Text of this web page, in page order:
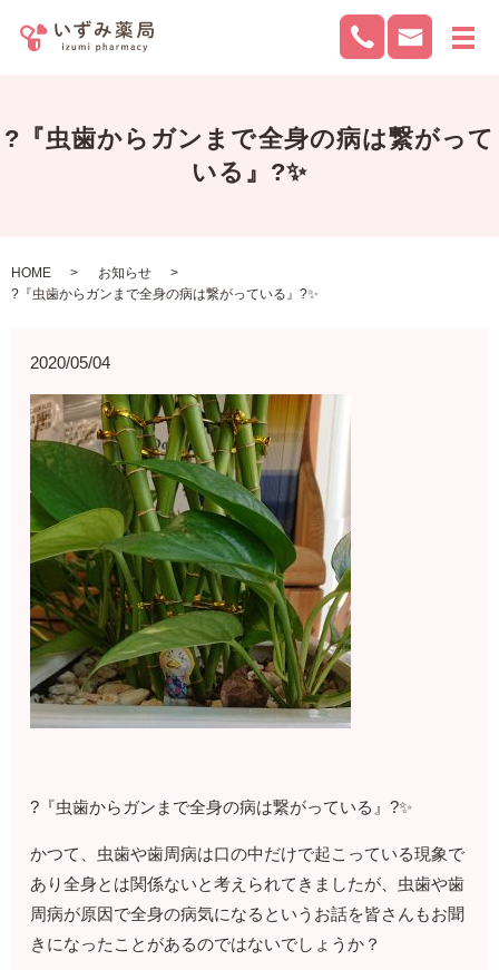
メ
?『虫歯からガンまで全身の病は繋がって
いる』?✨
HOME
お知らせ
?『虫歯からガンまで全身の病は繋がっている』?✨
2020/05/04
?『虫歯からガンまで全身の病は繋がっている』?✨
かつて、虫歯や歯周病は口の中だけで起こっている現象で
あり全身とは関係ないと考えられてきましたが、虫歯や歯
周病が原因で全身の病気になるというお話を皆さんもお聞
きになったことがあるのではないでしょうか？